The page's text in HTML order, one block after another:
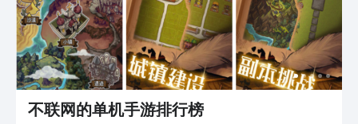
不联网的单机手游排行榜